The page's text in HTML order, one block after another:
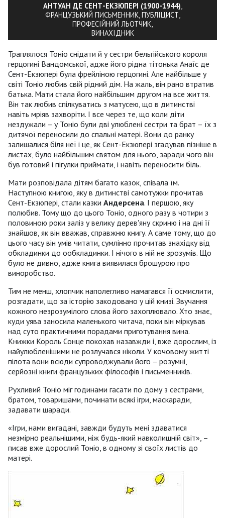
АНТУАН ДЕ СЕНТ-ЕКЗЮПЕРІ (1900-1944)
ФРАНЦУЗЬКИЙ ПИСЬМЕННИК, ПУБЛІЦИСТ,
ПРОФЕСІЙНИЙ ЛЬОТЧИК,
ВИНАХІДНИК
Траплялося Тоніо снідати й у сестри бельгійського короля
герцогині Вандомської, адже його рідна тітонька Анаїс де
Сент-Екзюпері була фрейліною герцогині. Але найбільше у
світі Тоніо любив свій рідний дім. На жаль, він рано втратив
батька. Мати стала його найбільшим другом на все життя.
Він так любив спілкуватись з матусею, що в дитинстві
навіть мріяв захворіти. І все через те, що коли діти
нездужали – у Тоніо були дві улюблені сестри та брат – їх з
дитячої переносили до спальні матері. Вони до ранку
залишалися біля неї і це, як Сент-Екзюпері згадував пізніше в
листах, було найбільшим святом для нього, заради чого він
був готовий і пігулки приймати, і навіть переносити біль.
Мати розповідала дітям багато казок, співала їм.
Наступною книгою, яку в дитинстві самотужки прочитав
Сент-Екзюпері, стали казки Андерсена. І першою, яку
полюбив. Тому що до цього Тоніо, одного разу в чотири з
половиною роки заліз у велику дерев'яну скриню і на дні її
знайшов, як він вважав, справжню книгу. А саме тому, що до
цього часу він умів читати, сумлінно прочитав знахідку від
обкладинки до ообкладинки. І нічого в ній не зрозумів. Що
було не дивно, адже книга виявилася брошурою про
виноробство.
Тим не менш, хлопчик наполегливо намагався її осмислити,
розгадати, що за історію закодовано у цій книзі. Звучання
кожного незрозумілого слова його захоплювало. Хто знає,
куди уява заносила маленького читача, поки він міркував
над суто практичними порадами приготування вина.
Книжки Король Сонце покохав назавжди і, вже дорослим, із
найулюбленішими не розлучався ніколи. У кочовому житті
пілота вони всюди супроводжували його – розумні,
серйозні книги французьких філософів і письменників.
Рухливий Тоніо міг годинами гасати по дому з сестрами,
братом, товаришами, починати всякі ігри, маскаради,
задавати шаради.
«Ігри, нами вигадані, завжди будуть мені здаватися
незмірно реальнішими, ніж будь-який навколишній світ», –
писав вже дорослий Тоніо, в одному зі своїх листів до
матері.